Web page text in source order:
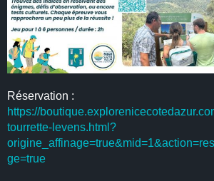
Réservation :
https://
tourrette-levens.html?
ge=true